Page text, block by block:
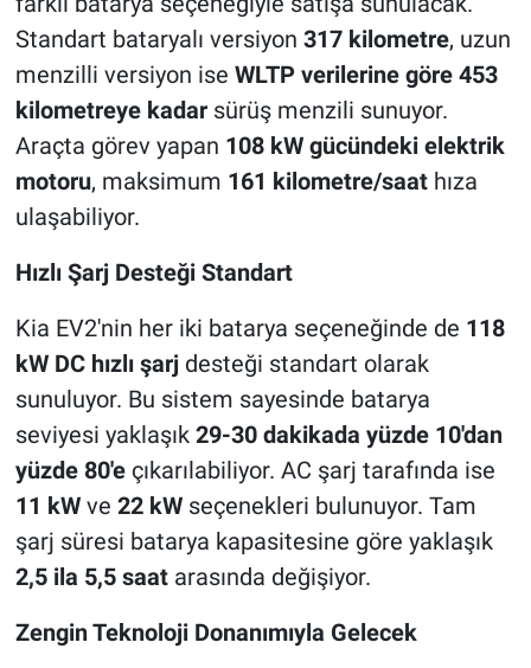
Standart bataryalı versiyon 317 kilometre, uzun
menzilli versiyon ise WLTP verilerine göre 453
kilometreye kadarsürüş menzili sunuyor.
Araçta görev yapan 108 kW gücündeki elektrik
motoru, maksimum 161 kilometre/saathıza
ulaşabiliyor.
Hızlı Şarj Desteği Standart
Kia EV2'nin her iki batarya seçeneğinde de 118
kW DC hızlı şarjdesteği standart olarak
sunuluyor. Bu sistem sayesinde batarya
seviyesi yaklaşık 29-30 dakikada yüzde 10'dan
yüzde 80'eçıkarılabiliyor. AC şarj tarafında ise
11 kWve 22 kWseçenekleri bulunuyor. Tam
şarj süresi batarya kapasitesine göre yaklaşık
2,5 ila 5,5 saatarasında değişiyor.
Zengin Teknoloji Donanımıyla Gelecek